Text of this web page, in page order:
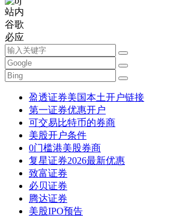
站内
谷歌
必应
盈透证券美国本土开户链接
第一证券优惠开户
可交易比特币的券商
美股开户条件
0门槛港美股券商
复星证券2026最新优惠
致富证券
必贝证券
腾达证券
美股IPO预告